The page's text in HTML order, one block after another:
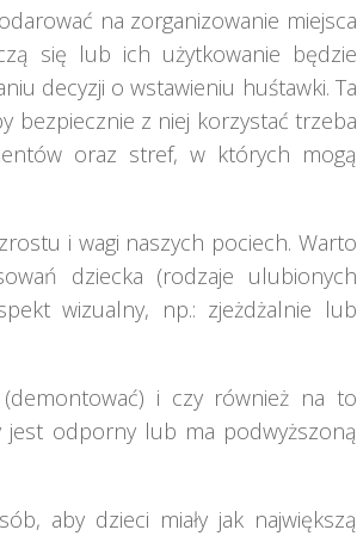
na zorganizowanie miejsca
się lub ich użytkowanie będzie
decyzji o wstawieniu huśtawki. Ta
bezpiecznie z niej korzystać trzeba
oraz stref, w których mogą
i wagi naszych pociech. Warto
dziecka (rodzaje ulubionych
wizualny, np.: zjeżdżalnie lub
i czy również na to
jest odporny lub ma podwyższoną
aby dzieci miały jak największą